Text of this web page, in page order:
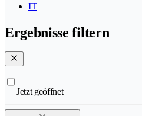
IT
Ergebnisse filtern
Jetzt geöffnet